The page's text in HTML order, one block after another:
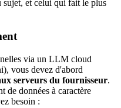
et celui qui fait le plus
via un LLM cloud
vous devez d'abord
serveurs du fournisseur.
de données à caractère
besoin :